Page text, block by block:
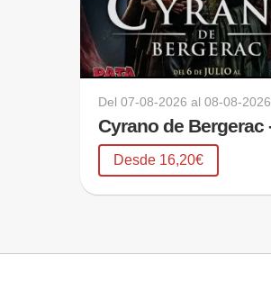
Del07-08-2026 al08-08-2026
Desde 16,20€